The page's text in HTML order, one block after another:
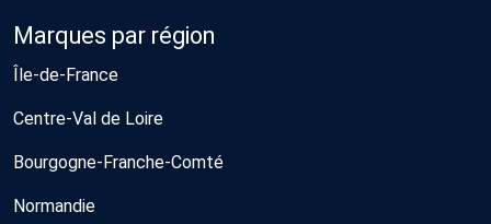
Marques par région
Île-de-France
Centre-Val de Loire
Bourgogne-Franche-Comté
Normandie